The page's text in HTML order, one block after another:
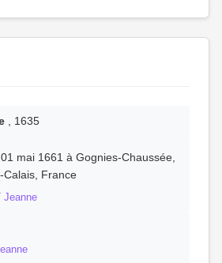
, 1635
01 mai 1661 à Gognies-Chaussée,
Calais, France
Jeanne